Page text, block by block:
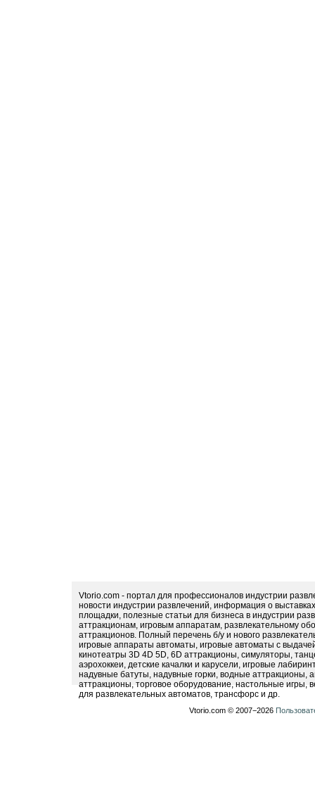
Vtorio.com - портал для профессионалов индустрии
новости индустрии развлечений, информация о
площадки, полезные статьи для бизнеса в индустрии
аттракционам, игровым аппаратам, развлекательному
аттракционов. Полный перечень б/у и нового
игровые аппараты автоматы, игровые автоматы с
кинотеатры 3D 4D 5D, 6D аттракционы, симуляторы,
аэрохоккеи, детские качалки и карусели, игровые
надувные батуты, надувные горки, водные
аттракционы, торговое оборудование, настольные игры,
для развлекательных автоматов, трансфорс и др.
Vtorio.com © 2007−2026